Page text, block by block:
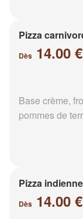
Pizza
Dès 14.00 €
Base crème,
pommes de
Pizza indienne
Dès 14.00 €